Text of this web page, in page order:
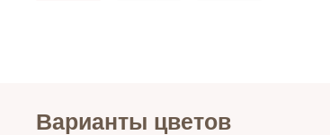
Варианты цветов